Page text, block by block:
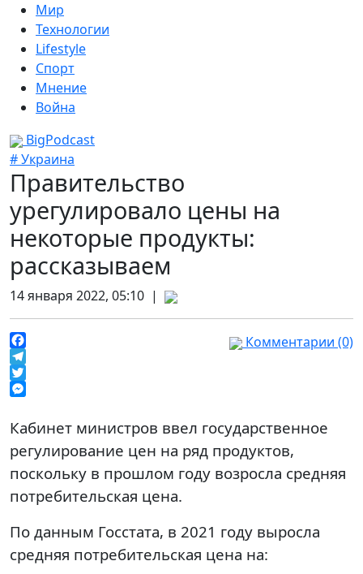
Мир
Технологии
Lifestyle
Спорт
Мнение
Война
BigPodcast
# Украина
Правительство
урегулировало цены на
некоторые продукты:
рассказываем
14 января 2022, 05:10 |
Facebook
Telegram
Twitter
Комментарии (0)
Кабинет министров ввел государственное
регулирование цен на ряд продуктов,
поскольку в прошлом году возросла средняя
потребительская цена.
По данным Госстата, в 2021 году выросла
средняя потребительская цена на: